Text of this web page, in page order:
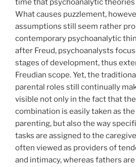
time that psychoanalytic
What causes puzzlement,
assumptions still seem rather
contemporary psychoanalytic
after Freud, psychoanalysts
stages of development, thus
Freudian scope. Yet, the
parental roles still continually
visible not only in the fact that
combination is easily taken as the
parenting, but also the way
tasks are assigned to the
often viewed as providers of
and intimacy, whereas fathers